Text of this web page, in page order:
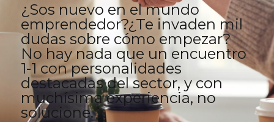
¿Sos nuevo en el mundo
emprendedor?¿Te invaden mil
dudas sobre cómo empezar?
No hay nada que un encuentro
1-1 con personalidades
destacadas del sector, y con
muchísima experiencia, no
solucione.